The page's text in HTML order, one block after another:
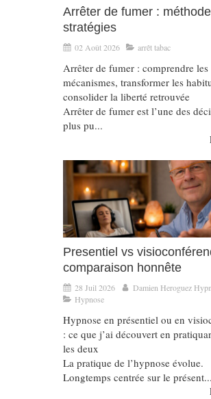
Arrêter de fumer :
stratégies
02 Août 2026 arrêt tabac
Arrêter de fumer : comprendre les
mécanismes, transformer les
consolider la liberté retrouvée
Arrêter de fumer est l’une des
plus pu...
Presentiel vs
comparaison honnête
28 Juil 2026
Damien Heroguez
Hypnose
Hypnose en présentiel ou en
: ce que j’ai découvert en
les deux
La pratique de l’hypnose évolue.
Longtemps centrée sur le présent...